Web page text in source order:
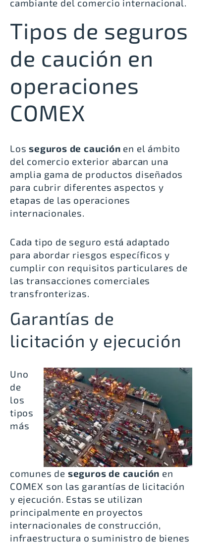
cambiante del comercio internacional.
Tipos de seguros
de caución en
operaciones
COMEX
Los seguros de caución en el ámbito
del comercio exterior abarcan una
amplia gama de productos diseñados
para cubrir diferentes aspectos y
etapas de las operaciones
internacionales.
Cada tipo de seguro está adaptado
para abordar riesgos específicos y
cumplir con requisitos particulares de
las transacciones comerciales
transfronterizas.
Garantías de
licitación y ejecución
Uno
de
los
tipos
más
comunes de seguros de caución en
COMEX son las garantías de licitación
y ejecución. Estas se utilizan
principalmente en proyectos
internacionales de construcción,
infraestructura o suministro de bienes